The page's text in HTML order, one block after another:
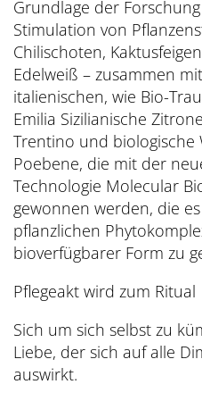
Grundlage der
Stimulation von
Chilischoten,
Edelweiß – zusammen
italienischen, wie Bio-
Emilia Sizilianische
Trentino und biologische
Poebene, die mit der
Technologie Molecular
gewonnen werden, die
pflanzlichen
bioverfügbarer Form zu
Pflegeakt wird zum Ritual
Sich um sich selbst zu
Liebe, der sich auf alle
auswirkt.